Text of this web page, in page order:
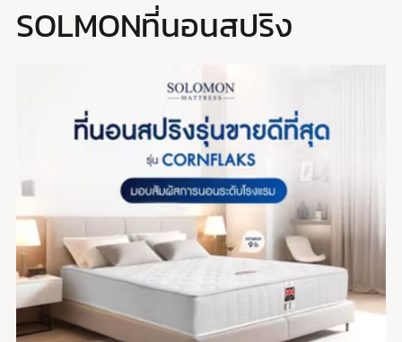
SOLMONที่นอนสปริง